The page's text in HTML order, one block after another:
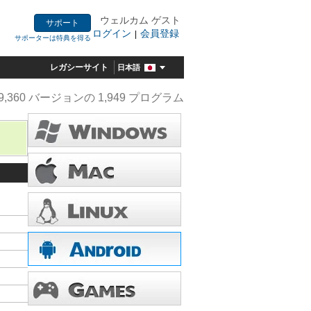
サポート
サポーターは特典を得る
ウェルカム ゲスト
ログイン | 会員登録
レガシーサイト 日本語
バージョンの 1,949 プログラム